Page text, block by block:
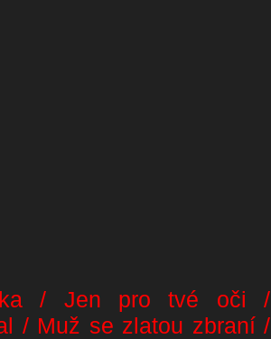
/ Jen pro tvé oči /
/ Muž se zlatou zbraní /